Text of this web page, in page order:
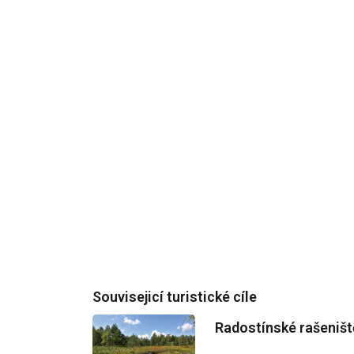
Souvisejicí turistické cíle
Radostínské